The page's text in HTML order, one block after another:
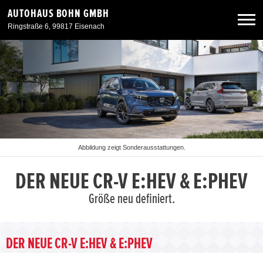
AUTOHAUS BOHN GMBH
Ringstraße 6, 99817 Eisenach
Neuwagen
Gebrauchtwagen
Angebote
Abbildung zeigt Sonderausstattungen.
DER NEUE CR-V E:HEV & E:PHEV
Größe neu definiert.
DER NEUE CR-V E:HEV & E:PHEV